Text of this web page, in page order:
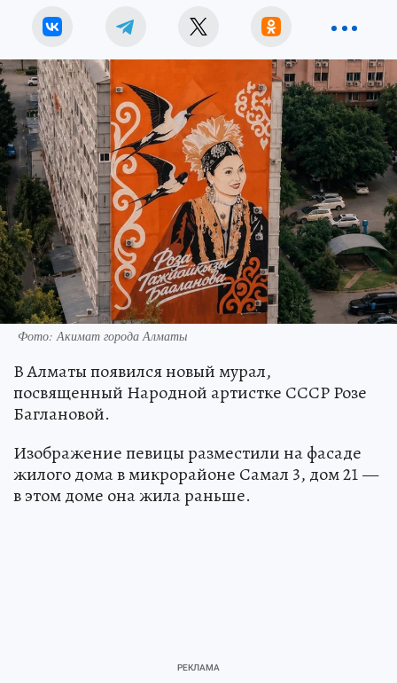
Фото: Акимат города Алматы
В Алматы появился новый мурал,
посвященный Народной артистке СССР Розе
Баглановой.
Изображение певицы разместили на фасаде
жилого дома в микрорайоне Самал 3, дом 21 —
в этом доме она жила раньше.